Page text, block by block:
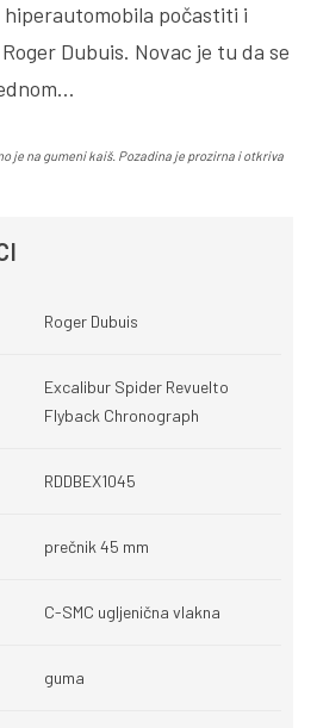
počastiti i
Dubuis. Novac je tu da se
je na gumeni kaiš. Pozadina je prozirna i otkriva
Roger Dubuis
Excalibur Spider Revuelto
Flyback Chronograph
RDDBEX1045
prečnik 45 mm
C-SMC ugljenična vlakna
guma